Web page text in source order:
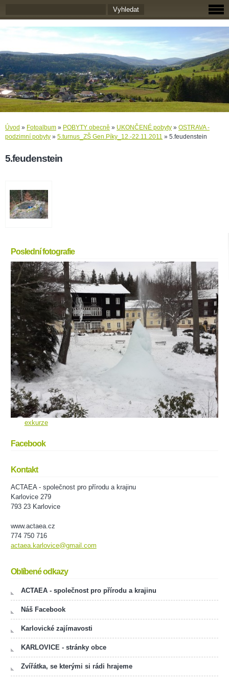
Úvod » Fotoalbum » POBYTY obecně » UKONČENÉ pobyty » OSTRAVA -
podzimní pobyty » 5.turnus_ZŠ Gen.Píky_12.-22.11.2011 » 5.feudenstein
5.feudenstein
Poslední fotografie
exkurze
Facebook
Kontakt
ACTAEA - společnost pro přírodu a krajinu
Karlovice 279
793 23 Karlovice
www.actaea.cz
774 750 716
actaea.karlovice@gmail.com
Oblíbené odkazy
ACTAEA - společnost pro přírodu a krajinu
Náš Facebook
Karlovické zajímavosti
KARLOVICE - stránky obce
Zvířátka, se kterými si rádi hrajeme